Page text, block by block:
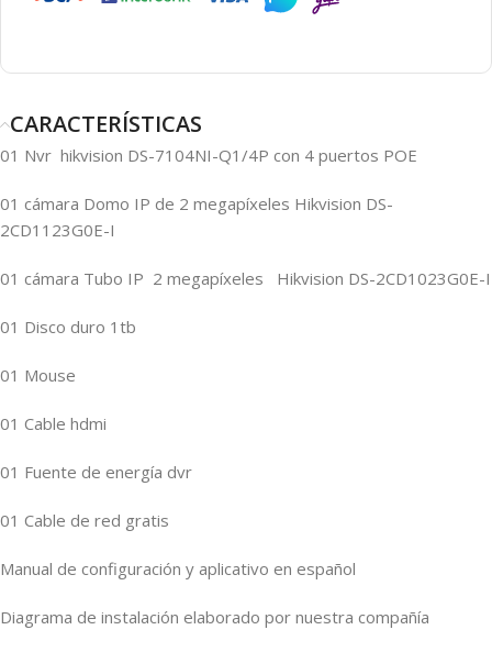
CARACTERÍSTICAS
01 Nvr hikvision DS-7104NI-Q1/4P con 4 puertos POE
01 cámara Domo IP de 2 megapíxeles Hikvision DS-
2CD1123G0E-I
01 cámara Tubo IP 2 megapíxeles Hikvision DS-2CD1023G0E-I
01 Disco duro 1tb
01 Mouse
01 Cable hdmi
01 Fuente de energía dvr
01 Cable de red gratis
Manual de configuración y aplicativo en español
Diagrama de instalación elaborado por nuestra compañía